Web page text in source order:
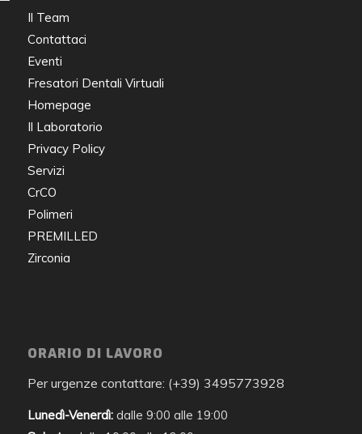
Il Team
Contattaci
Eventi
Fresatori Dentali Virtuali
Homepage
Il Laboratorio
Privacy Policy
Servizi
CrCO
Polimeri
PREMILLED
Zirconia
ORARIO DI LAVORO
Per urgenze contattare: (+39) 3495773928
Lunedì-Venerdì: dalle 9:00 alle 19:00